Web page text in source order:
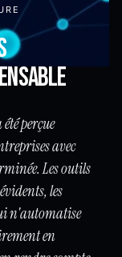
perçue
avec
Les outils
les
n'automatise
en